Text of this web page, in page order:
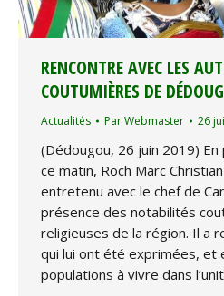
RENCONTRE AVEC LES
COUTUMIÈRES DE
Actualités ParWebmaster 26
(Dédougou, 26 juin 2019)
ce matin, Roch Marc
entretenu avec le chef de
présence des notabilités
religieuses de la région. Il a
qui lui ont été exprimées, et
populations à vivre dans